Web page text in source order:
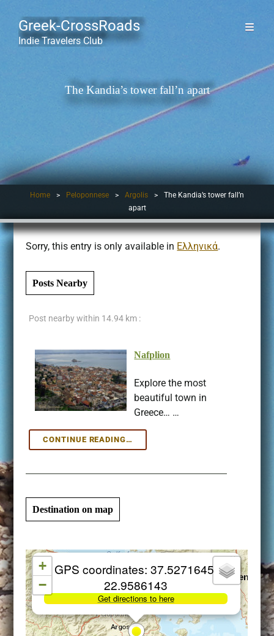
Greek-CrossRoads
Indie Travelers Club
The Kandia’s tower fall’n apart
Home > Peloponnese > Argolis >
The Kandia’s tower fall’n
apart
Sorry, this entry is only available in Ελληνικά.
Posts Nearby
Post nearby within 14.94 km :
Nafplion
Explore the most
beautiful town in
Greece… …
CONTINUE READING…
Destination on map